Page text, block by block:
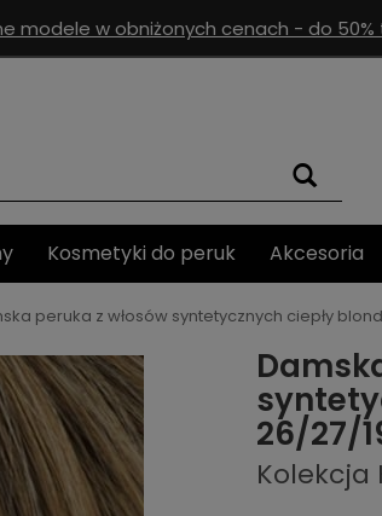
modele w obniżonych cenach - do 50%
Kosmetyki do peruk Akcesoria
peruka z włosów syntetycznych ciepły
26/27/
Kolekcja